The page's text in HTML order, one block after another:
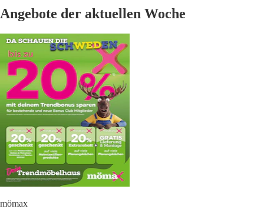
Angebote der aktuellen Woche
mömax